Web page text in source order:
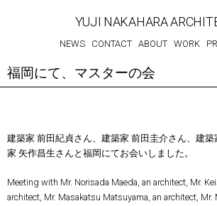
YUJI NAKAHARA
NEWS CONTACT ABOUT WORK
福岡にて、マスターの会
建築家 前田紀貞さん、建築家 前田圭介さん、建
家 矢作昌生さんと福岡にてお会いしました。
Meeting with Mr. Norisada Maeda, an architect, Mr.
architect, Mr. Masakatsu Matsuyama, an architect, Mr.